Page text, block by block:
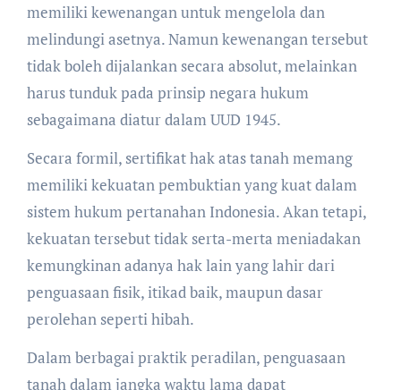
memiliki kewenangan untuk mengelola dan
melindungi asetnya. Namun kewenangan tersebut
tidak boleh dijalankan secara absolut, melainkan
harus tunduk pada prinsip negara hukum
sebagaimana diatur dalam UUD 1945.
Secara formil, sertifikat hak atas tanah memang
memiliki kekuatan pembuktian yang kuat dalam
sistem hukum pertanahan Indonesia. Akan tetapi,
kekuatan tersebut tidak serta-merta meniadakan
kemungkinan adanya hak lain yang lahir dari
penguasaan fisik, itikad baik, maupun dasar
perolehan seperti hibah.
Dalam berbagai praktik peradilan, penguasaan
tanah dalam jangka waktu lama dapat